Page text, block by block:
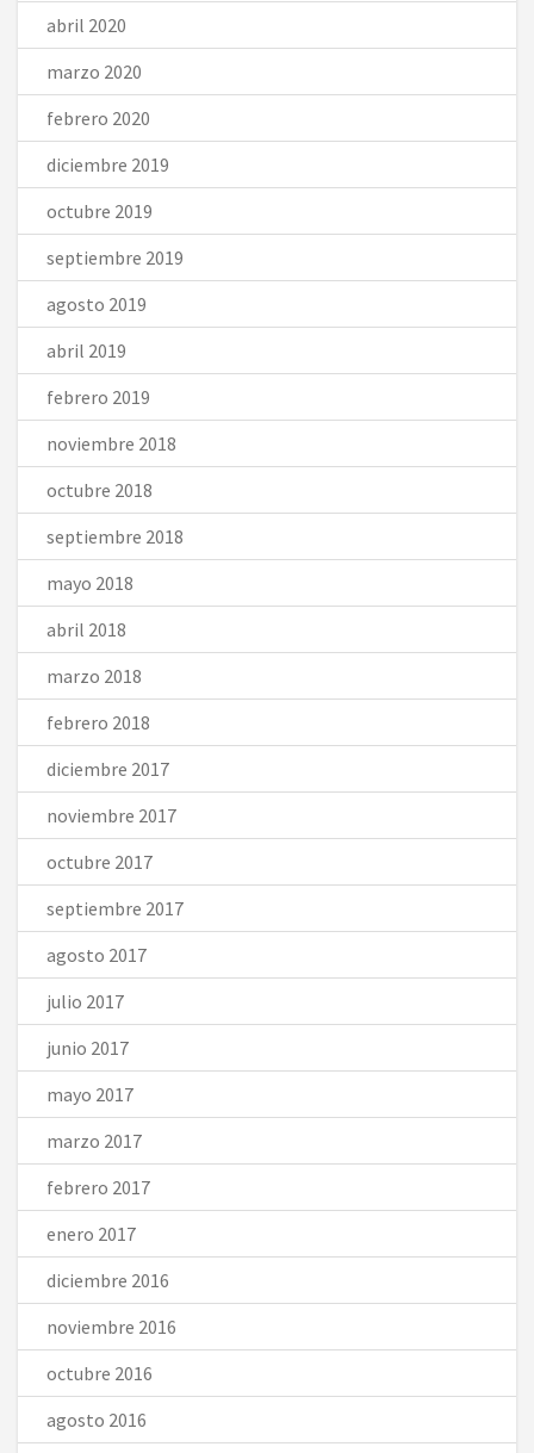
abril 2020
marzo 2020
febrero 2020
diciembre 2019
octubre 2019
septiembre 2019
agosto 2019
abril 2019
febrero 2019
noviembre 2018
octubre 2018
septiembre 2018
mayo 2018
abril 2018
marzo 2018
febrero 2018
diciembre 2017
noviembre 2017
octubre 2017
septiembre 2017
agosto 2017
julio 2017
junio 2017
mayo 2017
marzo 2017
febrero 2017
enero 2017
diciembre 2016
noviembre 2016
octubre 2016
agosto 2016